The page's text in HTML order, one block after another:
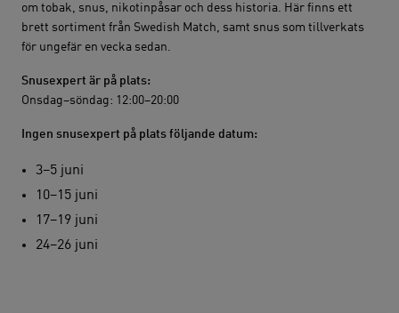
om tobak, snus, nikotinpåsar och dess historia. Här finns ett
brett sortiment från Swedish Match, samt snus som tillverkats
för ungefär en vecka sedan.
Snusexpert är på plats:
Onsdag–söndag: 12:00–20:00
Ingen snusexpert på plats följande datum:
3–5 juni
10–15 juni
17–19 juni
24–26 juni